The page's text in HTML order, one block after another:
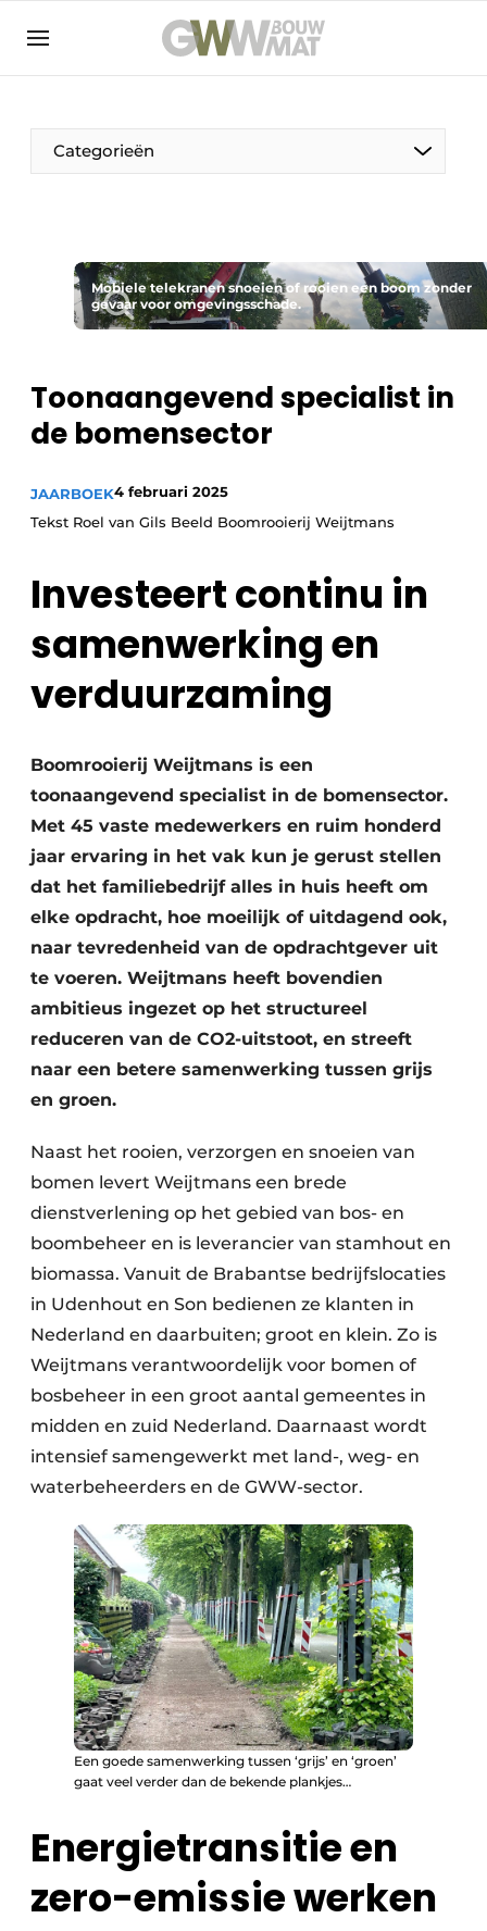
NL EN
Categorieën
De Pen
Vrouw in de bouw
Duurzaamheid & Innovatie
Kopen/Huren/Leasen
Sloop & Recycling
Bouwtransport
Machines & Materieel
Mobiele telekranen snoeien of rooien een boom zonder
gevaar voor omgevingsschade.
Toonaangevend specialist in
de bomensector
JAARBOEK4 februari 2025
Tekst Roel van Gils Beeld Boomrooierij Weijtmans
Investeert continu in
samenwerking en
verduurzaming
Boomrooierij Weijtmans is een
toonaangevend specialist in de bomensector.
Met 45 vaste medewerkers en ruim honderd
jaar ervaring in het vak kun je gerust stellen
dat het familiebedrijf alles in huis heeft om
elke opdracht, hoe moeilijk of uitdagend ook,
naar tevredenheid van de opdrachtgever uit
te voeren. Weijtmans heeft bovendien
ambitieus ingezet op het structureel
reduceren van de CO2-uitstoot, en streeft
naar een betere samenwerking tussen grijs
en groen.
Naast het rooien, verzorgen en snoeien van
bomen levert Weijtmans een brede
dienstverlening op het gebied van bos- en
boombeheer en is leverancier van stamhout en
biomassa. Vanuit de Brabantse bedrijfslocaties
in Udenhout en Son bedienen ze klanten in
Nederland en daarbuiten; groot en klein. Zo is
Weijtmans verantwoordelijk voor bomen of
bosbeheer in een groot aantal gemeentes in
midden en zuid Nederland. Daarnaast wordt
intensief samengewerkt met land-, weg- en
waterbeheerders en de GWW-sector.
Een goede samenwerking tussen ‘grijs’ en ‘groen’
gaat veel verder dan de bekende plankjes…
Energietransitie en
zero-emissie werken